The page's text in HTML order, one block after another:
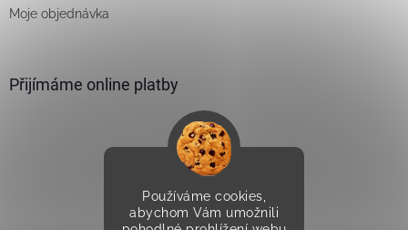
Používáme cookies,
abychom Vám umožnili
Moje objednávka
Přijímáme online platby
Vytvořilo Studio Avocado